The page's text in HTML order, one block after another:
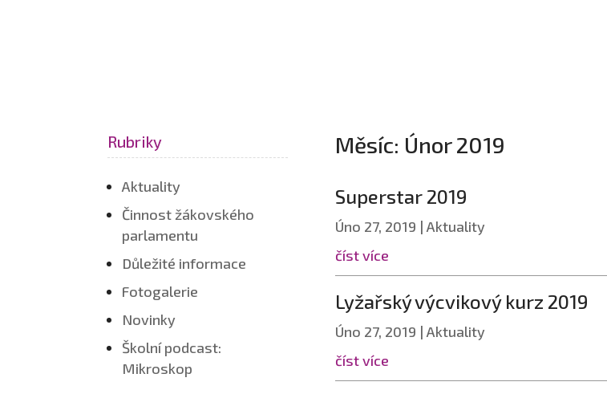
Rubriky
Aktuality
Činnost žákovského
parlamentu
Důležité informace
Fotogalerie
Novinky
Školní podcast:
Mikroskop
Měsíc: Únor 2019
Superstar 2019
Úno 27, 2019 | Aktuality
číst více
Lyžařský výcvikový kurz 2019
Úno 27, 2019 | Aktuality
číst více